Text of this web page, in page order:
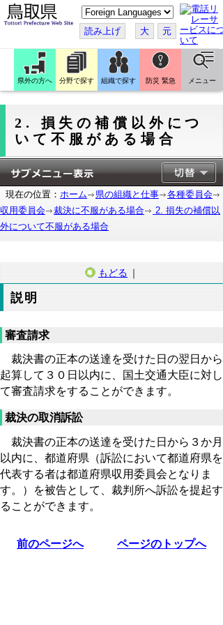
こ
の
ペ
ー
ジ
翻
訳
す
読み上げ 大 元
県外の方へ 分野で探す 組織で探す 防災 緊急 メニュー
2. 損失の補償以外につ
いて不服がある場合
現在の位置： ホーム 県の組織と仕事
各種委員会
収用委員会
裁決に不服がある場合
2. 損失の補償以
外について不服がある場合
もどる ｜
説明
審査請求
裁決書の正本の送達を受けた日の翌日から
起算して３０日以内に、国土交通大臣に対し
て審査請求をすることができます。
裁決の取消訴訟
裁決書の正本の送達を受けた日から３か月
以内に、都道府県（訴訟において都道府県を
代表する者は都道府県収用委員会となりま
す。）を被告として、裁判所へ訴訟を提起す
ることができます。
前のページへ ページのトップへ